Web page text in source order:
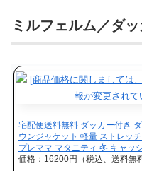
ミルフェルム／ダ
宅配便送料無料 ダッカー付き
ウンジャケット 軽量 ストレッ
プレママ マタニティ 冬 キャッ
価格：16200円（税込、送料無